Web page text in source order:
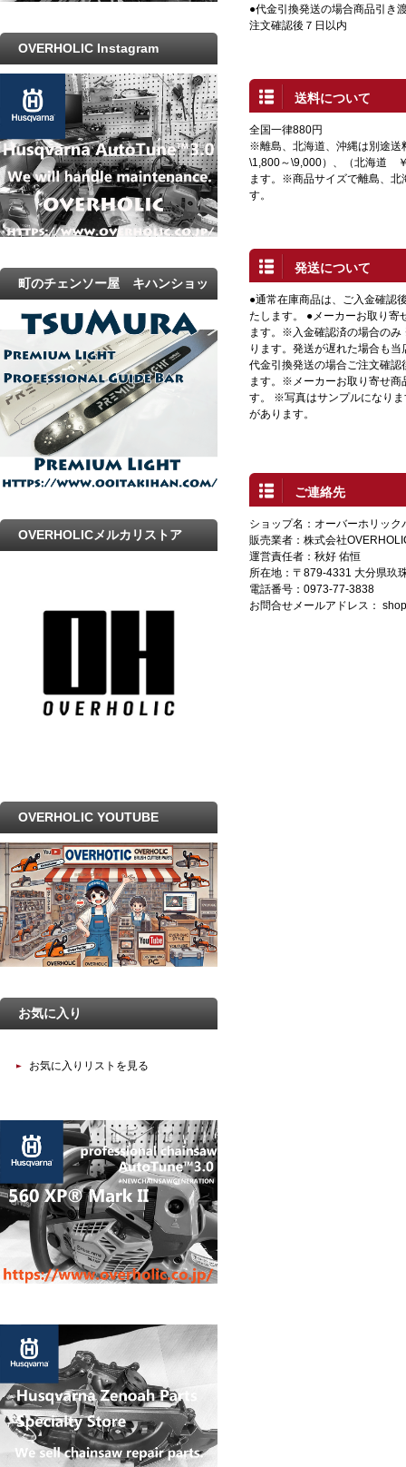
●代金引換発送の場合商品引き
注文確認後７日以内
送料について
全国一律880円
※離島、北海道、沖縄は別途送
\1,800～\9,000）、（北海道
ます。※商品サイズで離島、北
す。
発送について
●通常在庫商品は、ご入金確認
たします。 ●メーカーお取り寄
ます。※入金確認済の場合の
ります。発送が遅れた場合も
代金引換発送の場合ご注文確
ます。※メーカーお取り寄せ商
す。 ※写真はサンプルになり
があります。
ご連絡先
ショップ名：オーバーホリック
販売業者：株式会社
運営責任者：秋好 佑恒
所在地：〒879-4331 大分県玖
電話番号：0973-77-3838
お問合せメールアドレス：
OVERHOLIC Instagram
町のチェンソー屋 キハンショッ
プ
OVERHOLICメルカリストア
OVERHOLIC YOUTUBE
お気に入り
お気に入りリストを見る